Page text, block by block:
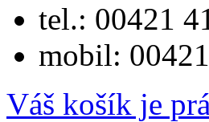
tel.: 00421
mobil:
Váš košík je